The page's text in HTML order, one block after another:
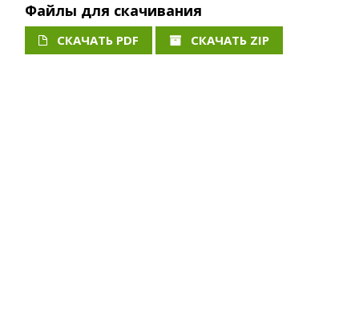
Файлы для скачивания
СКАЧАТЬ PDF СКАЧАТЬ ZIP